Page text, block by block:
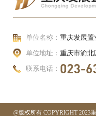
单位名称： 重庆发展置
单位地址： 重庆市渝北
联系电话： 023-
@版权所有 COPYRIGHT 2023